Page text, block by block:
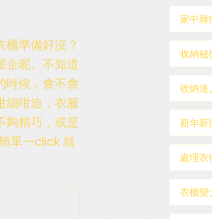
準備好沒？
企呢。不知道
時候，會不會
細咁迫，衣服
夠精巧，或是
單一click 就
家中雜
收納秘
收納達
新年新
處理衣
衣櫃變